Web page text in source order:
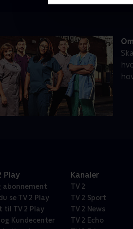
Play
abonnement
se TV 2 Play
til TV 2 Play
Kundecenter
Kanaler
TV 2
TV 2 Sport
TV 2 News
TV 2 Echo